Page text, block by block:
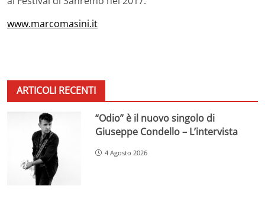
www.marcomasini.it
ARTICOLI RECENTI
“Odio” è il nuovo singolo di
Giuseppe Condello – L’intervista
4 Agosto 2026